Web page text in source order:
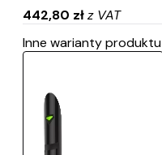
442,80 złz VAT
Inne warianty produktu